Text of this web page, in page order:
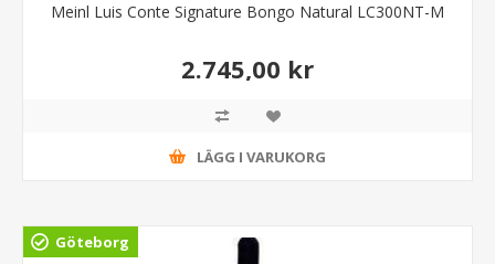
Meinl Luis Conte Signature Bongo Natural LC300NT-M
2.745,00 kr
LÄGG I VARUKORG
Göteborg